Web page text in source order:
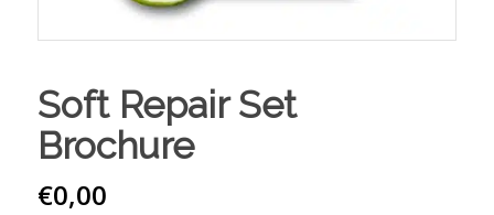
Soft Repair Set
Brochure
€0,00